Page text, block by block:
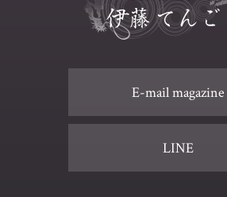
E-mail magazine
LINE